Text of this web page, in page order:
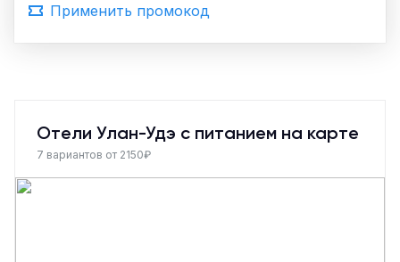
Применить промокод
Отели Улан-Удэ с питанием на карте
7 вариантов от 2150₽